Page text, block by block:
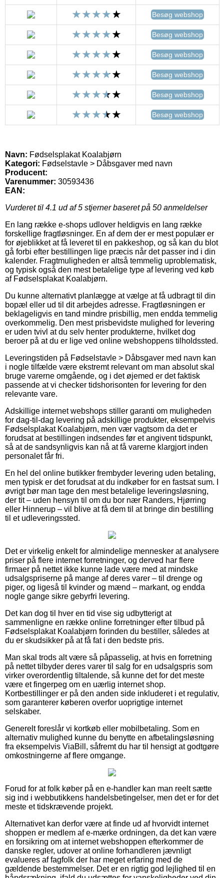
Besøg webshop
Besøg webshop
Besøg webshop
Besøg webshop
Besøg webshop
Besøg webshop
Navn: Fødselsplakat Koalabjørn
Kategori: Fødselstavle > Dåbsgaver med navn
Producent:
Varenummer: 30593436
EAN:
Vurderet til 4.1 ud af 5 stjerner baseret på 50 anmeldelser
En lang række e-shops udlover heldigvis en lang række
forskellige fragtløsninger. En af dem der er mest populær er
for øjeblikket at få leveret til en pakkeshop, og så kan du blot
gå forbi efter bestillingen lige præcis når det passer ind i din
kalender. Fragtmuligheden er altså temmelig uproblematisk,
og typisk også den mest betalelige type af levering ved køb
af Fødselsplakat Koalabjørn.
Du kunne alternativt planlægge at vælge at få udbragt til din
bopæl eller ud til dit arbejdes adresse. Fragtløsningen er
beklageligvis en tand mindre prisbillig, men endda temmelig
overkommelig. Den mest prisbevidste mulighed for levering
er uden tvivl at du selv henter produkterne, hvilket dog
beroer på at du er lige ved online webshoppens tilholdssted.
Leveringstiden på Fødselstavle > Dåbsgaver med navn kan
i nogle tilfælde være ekstremt relevant om man absolut skal
bruge varerne omgående, og i det øjemed er det faktisk
passende at vi checker tidshorisonten for levering for den
relevante vare.
Adskillige internet webshops stiller garanti om muligheden
for dag-til-dag levering på adskillige produkter, eksempelvis
Fødselsplakat Koalabjørn, men vær vagtsom da det er
forudsat at bestillingen indsendes før et angivent tidspunkt,
så at de sandsynligvis kan nå at få varerne klargjort inden
personalet får fri.
En hel del online butikker frembyder levering uden betaling,
men typisk er det forudsat at du indkøber for en fastsat sum. I
øvrigt bør man tage den mest betalelige leveringsløsning,
der tit – uden hensyn til om du bor nær Randers, Hjørring
eller Hinnerup – vil blive at få dem til at bringe din bestilling
til et udleveringssted.
Det er virkelig enkelt for almindelige mennesker at analysere
priser på flere internet forretninger, og derved har flere
firmaer på nettet ikke kunne lade være med at mindske
udsalgspriserne på mange af deres varer – til drenge og
piger, og ligeså til kvinder og mænd – markant, og endda
nogle gange sikre gebyrfri levering.
Det kan dog til hver en tid vise sig udbytterigt at
sammenligne en række online forretninger efter tilbud på
Fødselsplakat Koalabjørn forinden du bestiller, således at
du er skudsikker på at få fat i den bedste pris.
Man skal trods alt være så påpasselig, at hvis en forretning
på nettet tilbyder deres varer til salg for en udsalgspris som
virker overordentlig tiltalende, så kunne det for det meste
være et fingerpeg om en uærlig internet shop.
Kortbestillinger er på den anden side inkluderet i et regulativ,
som garanterer køberen overfor uoprigtige internet
selskaber.
Generelt foreslår vi kortkøb eller mobilbetaling. Som en
alternativ mulighed kunne du benytte en afbetalingsløsning
fra eksempelvis ViaBill, såfremt du har til hensigt at godtgøre
omkostningerne af flere omgange.
Forud for at folk køber på en e-handler kan man reelt sætte
sig ind i webbutikkens handelsbetingelser, men det er for det
meste et tidskrævende projekt.
Alternativet kan derfor være at finde ud af hvorvidt internet
shoppen er medlem af e-mærke ordningen, da det kan være
en forsikring om at internet webshoppen efterkommer de
danske regler, udover at online forhandleren jævnligt
evalueres af fagfolk der har meget erfaring med de
gældende bestemmelser. Det er en rigtig god lejlighed til en